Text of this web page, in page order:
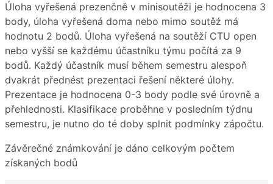
Úloha vyřešená prezenčně v minisoutěži je hodnocena 3
body, úloha vyřešená doma nebo mimo soutěź má
hodnotu 2 bodů. Úloha vyřešená na soutěží CTU open
nebo vyšší se každému účastníku týmu počítá za 9
bodů. Každý účastník musí během semestru alespoň
dvakrát přednést prezentaci řešení některé úlohy.
Prezentace je hodnocena 0-3 body podle své úrovně a
přehlednosti. Klasifikace proběhne v posledním týdnu
semestru, je nutno do té doby splnit podmínky zápočtu.
Závěrečné známkování je dáno celkovým počtem
získaných bodů